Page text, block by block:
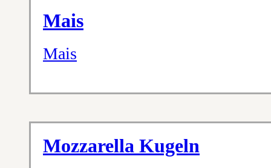
Mais
Mais
Mozzarella Kugeln